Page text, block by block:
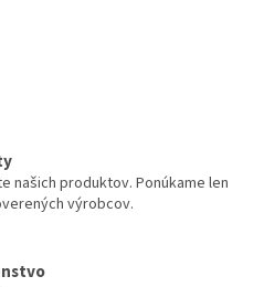
našich produktov. Ponúkame len
výrobcov.